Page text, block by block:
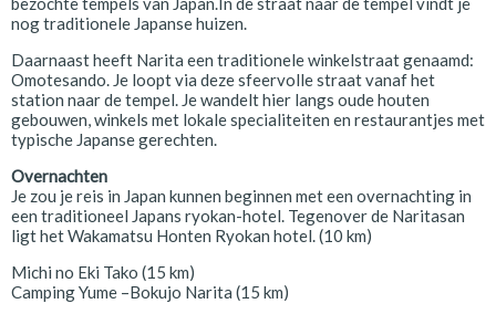
nog traditionele Japanse huizen.
Daarnaast heeft Narita een traditionele winkelstraat genaamd:
Omotesando. Je loopt via deze sfeervolle straat vanaf het
station naar de tempel. Je wandelt hier langs oude houten
gebouwen, winkels met lokale specialiteiten en restaurantjes met
typische Japanse gerechten.
Overnachten
Je zou je reis in Japan kunnen beginnen met een overnachting in
een traditioneel Japans ryokan-hotel. Tegenover de Naritasan
ligt het Wakamatsu Honten Ryokan hotel. (10 km)
Michi no Eki Tako (15 km)
Camping Yume –Bokujo Narita (15 km)